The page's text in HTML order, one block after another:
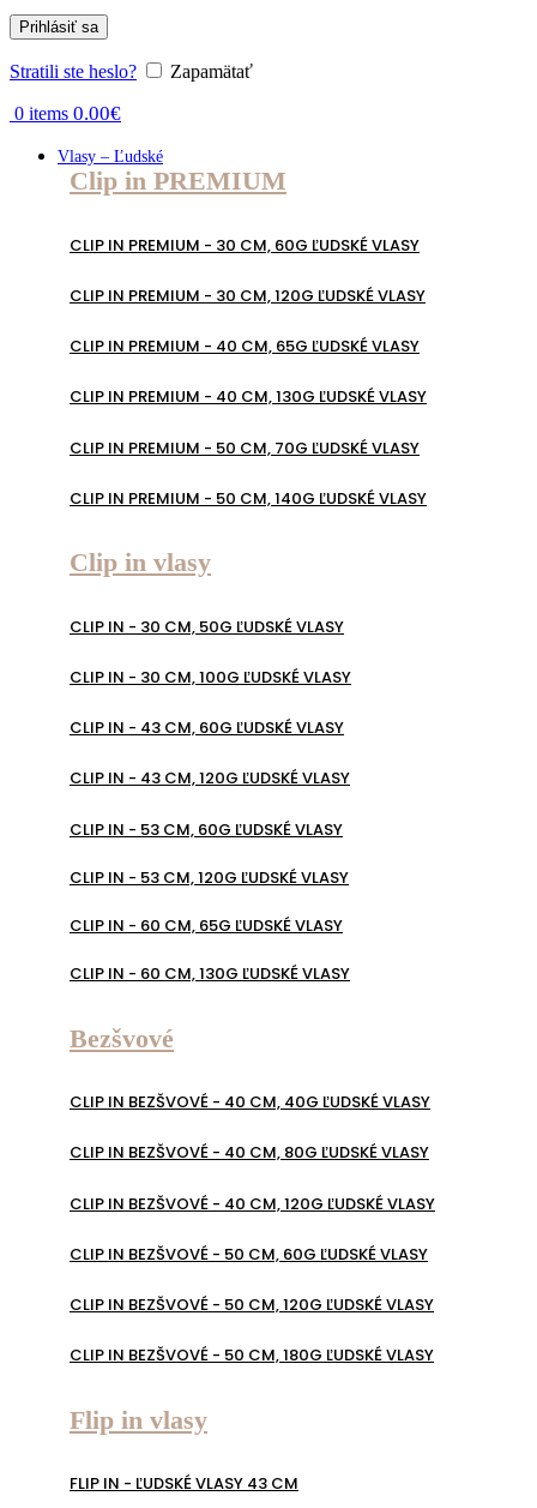
Prihlásiť sa
Stratili ste heslo? Zapamätať
0 items 0.00€
Vlasy – Ľudské
Clip in PREMIUM
CLIP IN PREMIUM - 30 CM, 60G ĽUDSKÉ VLASY
CLIP IN PREMIUM - 30 CM, 120G ĽUDSKÉ VLASY
CLIP IN PREMIUM - 40 CM, 65G ĽUDSKÉ VLASY
CLIP IN PREMIUM - 40 CM, 130G ĽUDSKÉ VLASY
CLIP IN PREMIUM - 50 CM, 70G ĽUDSKÉ VLASY
CLIP IN PREMIUM - 50 CM, 140G ĽUDSKÉ VLASY
Clip in vlasy
CLIP IN - 30 CM, 50G ĽUDSKÉ VLASY
CLIP IN - 30 CM, 100G ĽUDSKÉ VLASY
CLIP IN - 43 CM, 60G ĽUDSKÉ VLASY
CLIP IN - 43 CM, 120G ĽUDSKÉ VLASY
CLIP IN - 53 CM, 60G ĽUDSKÉ VLASY
CLIP IN - 53 CM, 120G ĽUDSKÉ VLASY
CLIP IN - 60 CM, 65G ĽUDSKÉ VLASY
CLIP IN - 60 CM, 130G ĽUDSKÉ VLASY
Bezšvové
CLIP IN BEZŠVOVÉ - 40 CM, 40G ĽUDSKÉ VLASY
CLIP IN BEZŠVOVÉ - 40 CM, 80G ĽUDSKÉ VLASY
CLIP IN BEZŠVOVÉ - 40 CM, 120G ĽUDSKÉ VLASY
CLIP IN BEZŠVOVÉ - 50 CM, 60G ĽUDSKÉ VLASY
CLIP IN BEZŠVOVÉ - 50 CM, 120G ĽUDSKÉ VLASY
CLIP IN BEZŠVOVÉ - 50 CM, 180G ĽUDSKÉ VLASY
Flip in vlasy
FLIP IN - ĽUDSKÉ VLASY 43 CM